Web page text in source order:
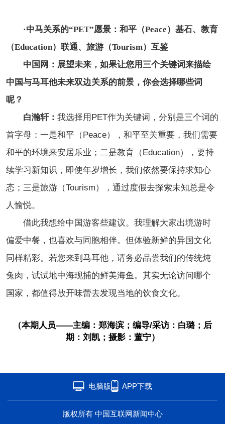
·中马关系的“PET”愿景：和平（Peace）基石、教育
（Education）联通、旅游（Tourism）互鉴
中国网：展望未来，如果让您用三个关键词来描绘
中国与马耳他未来双边关系的前景，你会选择哪些词
呢？
白瀚轩： 我选择用PET作为关键词，分别是三个词的
首字母：一是和平（Peace），和平至关重要，我们需要
和平的环境来安居乐业；二是教育（Education），要持
续学习新知识，即使年岁增长，我们依然要保持求知心
态；三是旅游（Tourism），通过度假去探索未知总是令
人愉悦。
借此我想给中国游客些建议。我理解大家出境游时
偏爱中餐，也喜欢与同胞相伴。但体验新鲜的异国文化
同样精彩。若您来到马耳他，请务必品尝我们的传统炖
兔肉，试试地中海现捕的鲜美海鱼。其实无论访问哪个
国家，都值得放开味蕾去发现当地的饮食文化。
（本期人员——主编：郑海滨；编导/采访：白璐；后
期：刘凯；摄影：董宁）
电脑版 APP下载
版权所有 中国互联网新闻中心